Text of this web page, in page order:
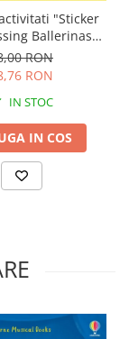
"Sticker
Ballerinas",
A4, Usborne
RON
RON
IN STOC
IN COS